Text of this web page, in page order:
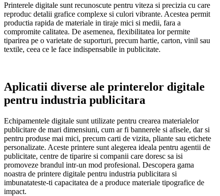
Printerele digitale sunt recunoscute pentru viteza si precizia cu care
reproduc detalii grafice complexe si culori vibrante. Acestea permit
productia rapida de materiale in tiraje mici si medii, fara a
compromite calitatea. De asemenea, flexibilitatea lor permite
tiparirea pe o varietate de suporturi, precum hartie, carton, vinil sau
textile, ceea ce le face indispensabile in publicitate.
Aplicatii diverse ale printerelor digitale
pentru industria publicitara
Echipamentele digitale sunt utilizate pentru crearea materialelor
publicitare de mari dimensiuni, cum ar fi bannerele si afisele, dar si
pentru produse mai mici, precum carti de vizita, pliante sau etichete
personalizate. Aceste printere sunt alegerea ideala pentru agentii de
publicitate, centre de tiparire si companii care doresc sa isi
promoveze brandul intr-un mod profesional. Descopera gama
noastra de printere digitale pentru industria publicitara si
imbunatateste-ti capacitatea de a produce materiale tipografice de
impact.